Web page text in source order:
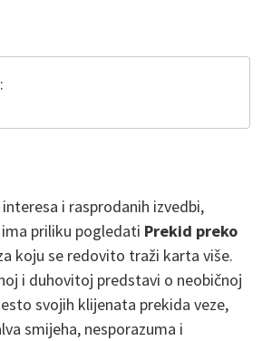
i rasprodanih izvedbi,
priliku pogledati Prekid preko
koju se redovito traži karta više.
i duhovitoj predstavi o neobičnoj
svojih klijenata prekida veze,
smijeha, nesporazuma i